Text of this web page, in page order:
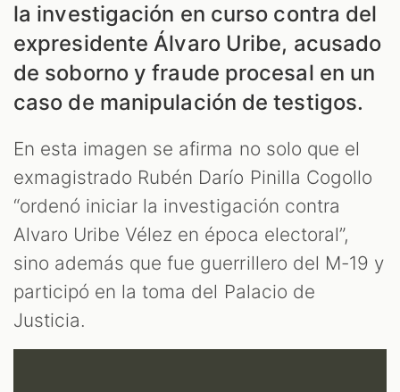
la investigación en curso contra del
expresidente Álvaro Uribe, acusado
de soborno y fraude procesal en un
caso de manipulación de testigos.
En esta imagen se afirma no solo que el
exmagistrado Rubén Darío Pinilla Cogollo
“ordenó iniciar la investigación contra
Alvaro Uribe Vélez en época electoral”,
sino además que fue guerrillero del M-19 y
participó en la toma del Palacio de
Justicia.